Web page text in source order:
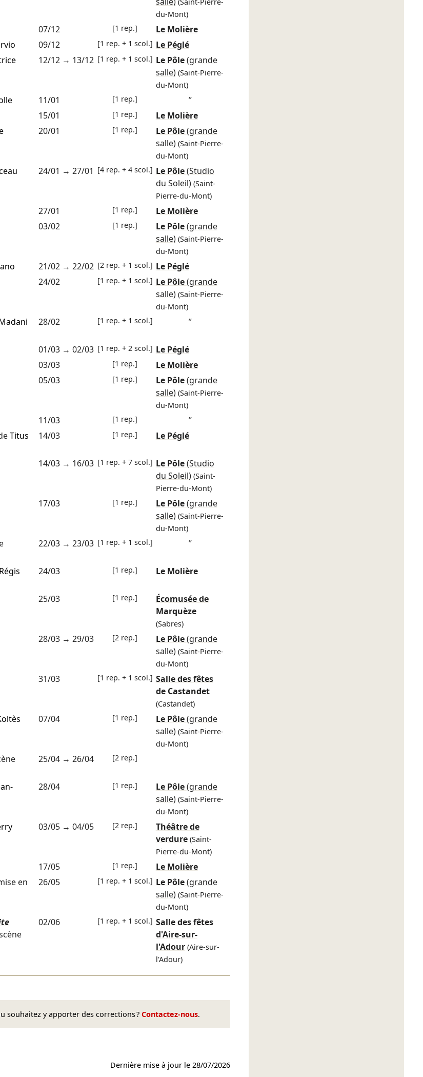
du-Mont)
07/12 [1 rep.]
Le Molière
09/12 [1 rep. + 1 scol.] Le Péglé
12/12→ 13/12 [1 rep. + 1 scol.] Le Pôle(grande
salle) (Saint-Pierre-
du-Mont)
11/01 [1 rep.]
”
15/01 [1 rep.]
Le Molière
20/01 [1 rep.] Le Pôle(grande
salle) (Saint-Pierre-
du-Mont)
24/01 → 27/01 [4 rep. + 4 scol.] Le Pôle(Studio
du Soleil) (Saint-
Pierre-du-Mont)
27/01 [1 rep.]
Le Molière
03/02 [1 rep.] Le Pôle(grande
salle) (Saint-Pierre-
du-Mont)
21/02→ 22/02 [2 rep. + 1 scol.] Le Péglé
24/02 [1 rep. + 1 scol.] Le Pôle(grande
salle) (Saint-Pierre-
du-Mont)
28/02 [1 rep. + 1 scol.] ”
01/03→ 02/03 [1 rep. + 2 scol.] Le Péglé
03/03 [1 rep.]
Le Molière
05/03 [1 rep.] Le Pôle(grande
salle) (Saint-Pierre-
du-Mont)
11/03 [1 rep.]
”
Titus
14/03 [1 rep.] Le Péglé
14/03→ 16/03 [1 rep. + 7 scol.] Le Pôle(Studio
du Soleil) (Saint-
Pierre-du-Mont)
17/03 [1 rep.] Le Pôle(grande
salle) (Saint-Pierre-
du-Mont)
22/03→ 23/03 [1 rep. + 1 scol.] ”
Régis
24/03 [1 rep.] Le Molière
25/03 [1 rep.]
Écomusée de
Marquèze
(Sabres)
28/03→ 29/03 [2 rep.] Le Pôle(grande
salle) (Saint-Pierre-
du-Mont)
31/03 [1 rep. + 1 scol.] Salle des fêtes
de Castandet
(Castandet)
07/04 [1 rep.] Le Pôle(grande
salle) (Saint-Pierre-
du-Mont)
25/04→ 26/04 [2 rep.]
28/04 [1 rep.] Le Pôle(grande
salle) (Saint-Pierre-
du-Mont)
03/05→ 04/05 [2 rep.]
Théâtre de
verdure (Saint-
Pierre-du-Mont)
17/05 [1 rep.]
Le Molière
en
26/05 [1 rep. + 1 scol.] Le Pôle(grande
salle) (Saint-Pierre-
du-Mont)
02/06 [1 rep. + 1 scol.] Salle des fêtes
d'Aire-sur-
l'Adour (Aire-sur-
l'Adour)
souhaitez y apporter des corrections ? Contactez-nous.
Dernière mise à jour le28/07/2026